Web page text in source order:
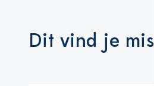
Dit vind je